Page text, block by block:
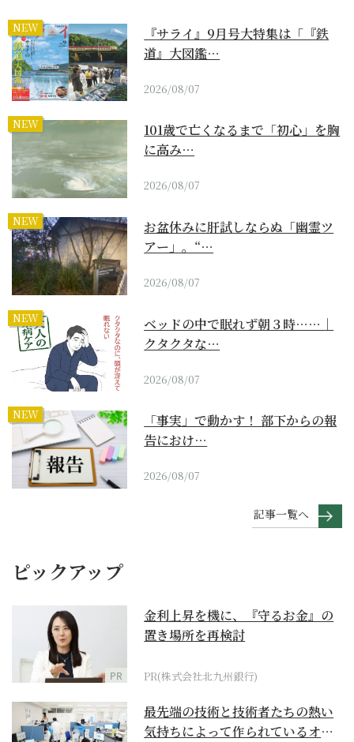
NEW
『サライ』9月号大特集は「『鉄
道』大図鑑…
2026/08/07
NEW
101歳で亡くなるまで「初心」を胸
に高み…
2026/08/07
NEW
お盆休みに肝試しならぬ「幽霊ツ
アー」。“…
2026/08/07
NEW
ベッドの中で眠れず朝３時……｜
クタクタな…
2026/08/07
NEW
「事実」で動かす！ 部下からの報
告におけ…
2026/08/07
記事一覧へ
ピックアップ
PR
金利上昇を機に、『守るお金』の
置き場所を再検討
PR(株式会社北九州銀行)
最先端の技術と技術者たちの熱い
気持ちによって作られているオー